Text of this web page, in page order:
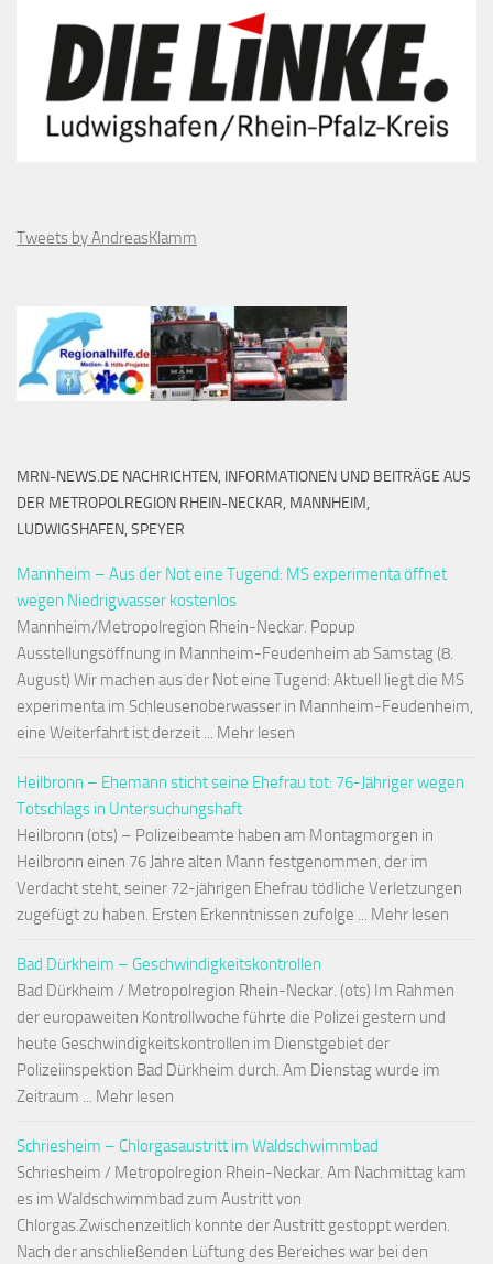
Tweets by AndreasKlamm
MRN-NEWS.DE NACHRICHTEN, INFORMATIONEN UND BEITRÄGE AUS
DER METROPOLREGION RHEIN-NECKAR, MANNHEIM,
LUDWIGSHAFEN, SPEYER
Mannheim – Aus der Not eine Tugend: MS experimenta öffnet
wegen Niedrigwasser kostenlos
Mannheim/Metropolregion Rhein-Neckar. Popup
Ausstellungsöffnung in Mannheim-Feudenheim ab Samstag (8.
August) Wir machen aus der Not eine Tugend: Aktuell liegt die MS
experimenta im Schleusenoberwasser in Mannheim-Feudenheim,
eine Weiterfahrt ist derzeit ... Mehr lesen
Heilbronn – Ehemann sticht seine Ehefrau tot: 76-Jähriger wegen
Totschlags in Untersuchungshaft
Heilbronn (ots) – Polizeibeamte haben am Montagmorgen in
Heilbronn einen 76 Jahre alten Mann festgenommen, der im
Verdacht steht, seiner 72-jährigen Ehefrau tödliche Verletzungen
zugefügt zu haben. Ersten Erkenntnissen zufolge ... Mehr lesen
Bad Dürkheim – Geschwindigkeitskontrollen
Bad Dürkheim / Metropolregion Rhein-Neckar. (ots) Im Rahmen
der europaweiten Kontrollwoche führte die Polizei gestern und
heute Geschwindigkeitskontrollen im Dienstgebiet der
Polizeiinspektion Bad Dürkheim durch. Am Dienstag wurde im
Zeitraum ... Mehr lesen
Schriesheim – Chlorgasaustritt im Waldschwimmbad
Schriesheim / Metropolregion Rhein-Neckar. Am Nachmittag kam
es im Waldschwimmbad zum Austritt von
Chlorgas.Zwischenzeitlich konnte der Austritt gestoppt werden.
Nach der anschließenden Lüftung des Bereiches war bei den